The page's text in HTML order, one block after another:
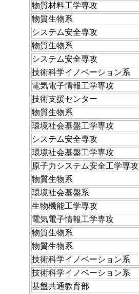
物質材料工学専攻
物質生物系
システム安全専攻
物質生物系
システム安全専攻
技術科学イノベーション系
電気電子情報工学専攻
技術支援センター
物質生物系
環境社会基盤工学専攻
システム安全専攻
環境社会基盤工学専攻
原子力システム安全工学専攻
物質生物系
環境社会基盤系
生物機能工学専攻
電気電子情報工学専攻
物質生物系
物質生物系
技術科学イノベーション系
技術科学イノベーション系
基盤共通教育部